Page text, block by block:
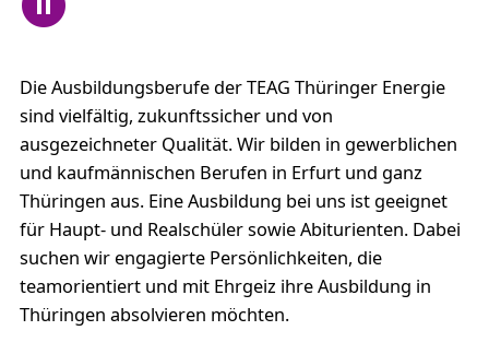
Die Ausbildungsberufe der TEAG Thüringer Energie
sind vielfältig, zukunftssicher und von
ausgezeichneter Qualität. Wir bilden in gewerblichen
und kaufmännischen Berufen in Erfurt und ganz
Thüringen aus. Eine Ausbildung bei uns ist geeignet
für Haupt- und Realschüler sowie Abiturienten. Dabei
suchen wir engagierte Persönlichkeiten, die
teamorientiert und mit Ehrgeiz ihre Ausbildung in
Thüringen absolvieren möchten.